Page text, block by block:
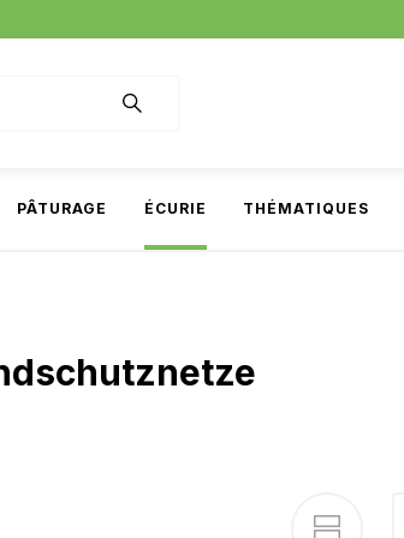
PÂTURAGE ÉCURIE THÉMATIQUES